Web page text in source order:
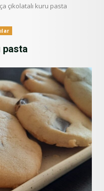
çikolatalı kuru pasta
pasta